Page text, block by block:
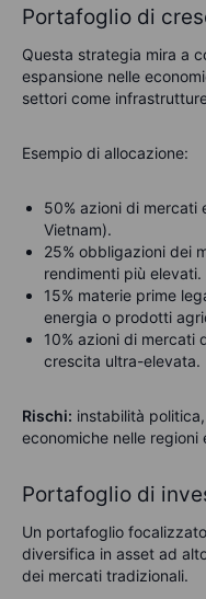
Portafoglio di
Questa strategia mira a
espansione nelle
settori come
Esempio di allocazione:
50% azioni di mercati
Vietnam).
25% obbligazioni dei
rendimenti più elevati.
15% materie prime
energia o prodotti
10% azioni di mercati
crescita ultra-elevata.
Rischi: instabilità
economiche nelle regioni
Portafoglio di
Un portafoglio
diversifica in asset ad
dei mercati tradizionali.